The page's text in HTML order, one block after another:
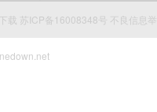
载 苏ICP备16008348号 不良信息举